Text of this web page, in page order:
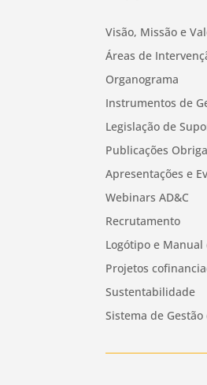
Visão, Missão e
Áreas de
Organograma
Instrumentos de
Legislação de
Publicações
Apresentações e
Webinars AD&C
Recrutamento
Logótipo e Manual
Projetos
Sustentabilidade
Sistema de